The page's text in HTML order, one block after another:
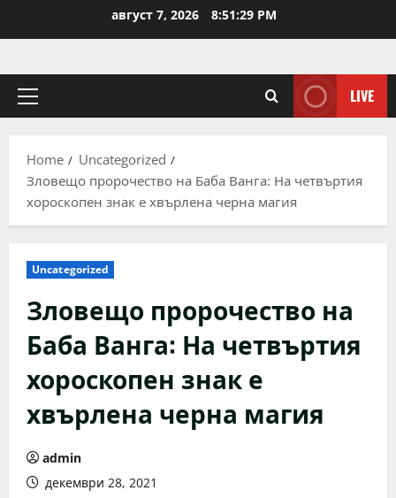
август 7, 2026 8:51:30 PM
Primary
LIVE
Home
Uncategorized
Зловещо пророчество на Баба Ванга: На четвъртия
хороскопен знак е хвърлена черна магия
Uncategorized
Зловещо пророчество на
Баба Ванга: На четвъртия
хороскопен знак е
хвърлена черна магия
admin
декември 28, 2021